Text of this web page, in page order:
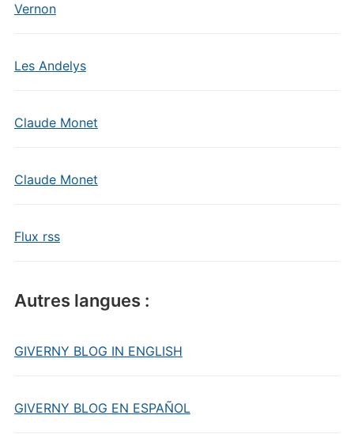
Vernon
Les Andelys
Claude Monet
Claude Monet
Flux rss
Autres langues :
GIVERNY BLOG IN ENGLISH
GIVERNY BLOG EN ESPAÑOL